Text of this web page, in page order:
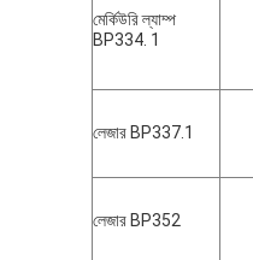
মের্কিউরি ল্যাম্প
BP334. 1
লেজার BP337.1
লেজার BP352